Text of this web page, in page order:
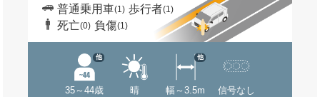
普通乗用車(1) 歩行者(1)
死亡(0) 負傷(1)
35～44歳
他
晴 幅～3.5m
他
信号なし